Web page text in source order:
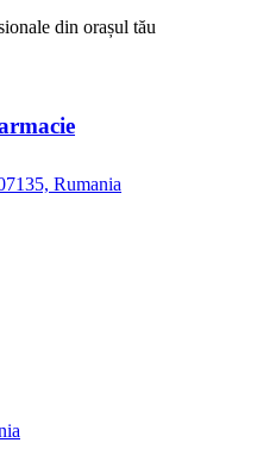
din orașul tău
Rumania